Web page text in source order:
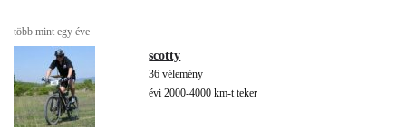
több mint egy éve
scotty
36 vélemény
évi 2000-4000 km-t teker